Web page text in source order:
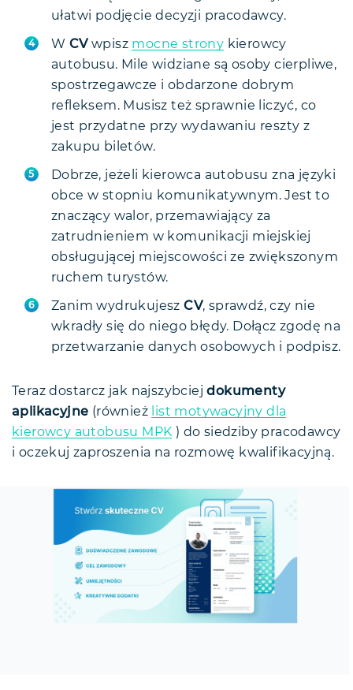
ułatwi podjęcie decyzji pracodawcy.
W CVwpisz mocne strony kierowcy
autobusu. Mile widziane są osoby cierpliwe,
spostrzegawcze i obdarzone dobrym
refleksem. Musisz też sprawnie liczyć, co
jest przydatne przy wydawaniu reszty z
zakupu biletów.
Dobrze, jeżeli kierowca autobusu zna języki
obce w stopniu komunikatywnym. Jest to
znaczący walor, przemawiający za
zatrudnieniem w komunikacji miejskiej
obsługującej miejscowości ze zwiększonym
ruchem turystów.
Zanim wydrukujeszCV, sprawdź, czy nie
wkradły się do niego błędy. Dołącz zgodę na
przetwarzanie danych osobowych i podpisz.
Teraz dostarcz jak najszybciejdokumenty
aplikacyjne (również
list motywacyjny dla
kierowcy autobusu MPK ) do siedziby pracodawcy
i oczekuj zaproszenia na rozmowę kwalifikacyjną.